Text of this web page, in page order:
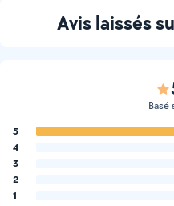
Avis laissés
Basé
5
4
3
2
1